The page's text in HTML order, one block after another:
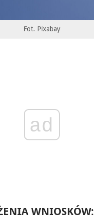
Fot. Pixabay
ad
WNIOSKÓW: